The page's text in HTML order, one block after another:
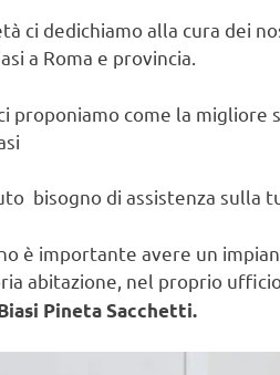
ci dedichiamo alla cura dei
a Roma e provincia.
proponiamo come la
bisogno di assistenza sulla
è importante avere un
abitazione, nel proprio
Pineta Sacchetti.